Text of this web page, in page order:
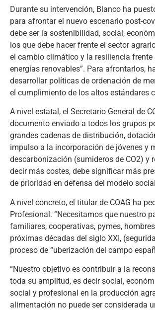
Durante su intervención, Blanco ha
para afrontar el nuevo escenario post-
debe ser la sostenibilidad, social,
los que debe hacer frente el sector
el cambio climático y la resiliencia
energías renovables”. Para afrontarlos,
desarrollar políticas de ordenación de
el cumplimiento de los altos estándares
A nivel estatal, el Secretario General de
documento enviado a todos los grupos
grandes cadenas de distribución,
impulso a la incorporación de jóvenes y
descarbonización (sumideros de CO2) y
decir más costes, debe significar más
de prioridad en defensa del modelo
A nivel concreto, el titular de COAG ha
Profesional. “Necesitamos que nuestro
familiares, cooperativas, pymes,
próximas décadas del siglo XXI,
proceso de “uberización del campo
“Nuestro objetivo es contribuir a la
toda su amplitud, es decir social,
social y profesional en la producción
alimentación no puede ser considerada